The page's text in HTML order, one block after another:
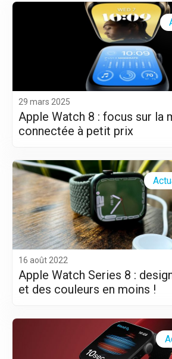
29 mars 2025
Apple Watch 8 : focus sur la
connectée à petit prix
16 août 2022
Apple Watch Series 8 :
et des couleurs en moins !